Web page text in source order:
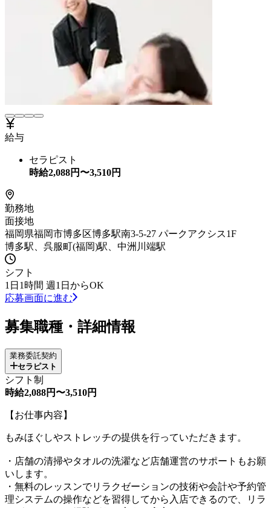
給与
セラピスト
時給2,088円〜3,510円
勤務地
面接地
福岡県福岡市博多区博多駅南3-5-27 パークアクシス1F
博多駅、呉服町(福岡)駅、中洲川端駅
シフト
1日1時間 週1日からOK
応募画面に進む
募集職種・詳細情報
業務委託契約
セラピスト
シフト制
時給2,088円〜3,510円
【お仕事内容】
もみほぐしやストレッチの提供を行っていただきます。
・店舗の清掃やタオルの洗濯など店舗運営のサポートもお願
いします。
・無料のレッスンでリラクゼーションの技術や会計や予約管
理システムの操作などを習得してから入店できるので、リラ